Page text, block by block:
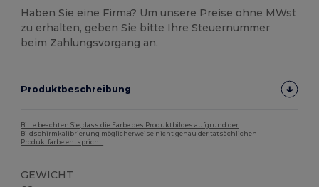
Haben Sie eine Firma? Um unsere Preise ohne MWst
zu erhalten, geben Sie bitte Ihre Steuernummer
beim Zahlungsvorgang an.
Produktbeschreibung
Bitte beachten Sie, dass die Farbe des Produktbildes aufgrund der
Bildschirmkalibrierung möglicherweise nicht genau der tatsächlichen
Produktfarbe entspricht.
GEWICHT